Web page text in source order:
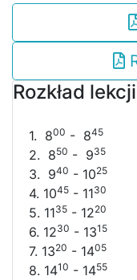
Rozkład lekcji
1. 800 - 845
2. 850 - 935
3. 940 - 1025
4. 1045 - 1130
5. 1135 - 1220
6. 1230 - 1315
7. 1320 - 1405
8. 1410 - 1455